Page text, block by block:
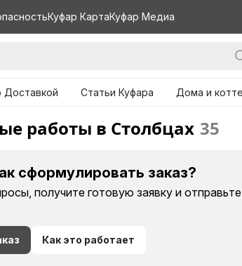
Куфар КартаКуфар Медиа
Доставкой Статьи Куфара Дома и
работы в Столбцах 35
сформулировать заказ?
получите готовую заявку и
Как это работает